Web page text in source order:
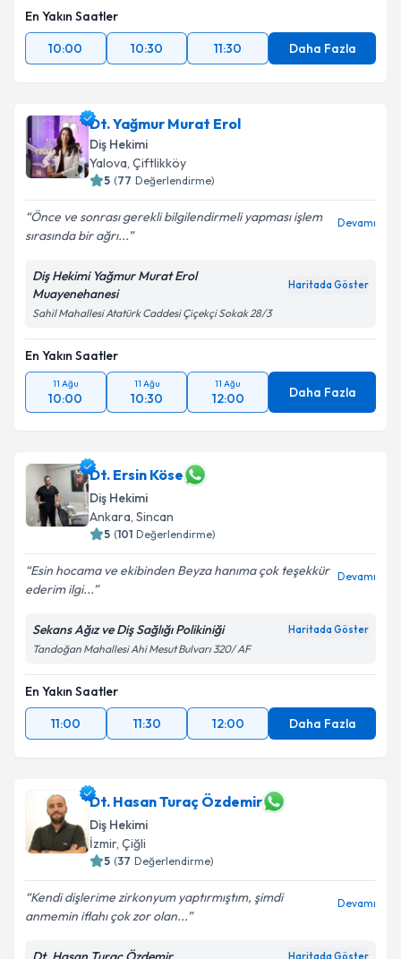
En Yakın Saatler
10:00
10:30 11:30 Daha Fazla
Dt. Yağmur Murat Erol
Diş Hekimi
Yalova, Çiftlikköy
5 (77 Değerlendirme)
Önce ve sonrası gerekli bilgilendirmeli yapması işlem
sırasında bir ağrı...
Devamı
Diş Hekimi Yağmur Murat Erol
Muayenehanesi
Haritada Göster
Sahil Mahallesi Atatürk Caddesi Çiçekçi Sokak 28/3
En Yakın Saatler
11 Ağu
10:00
11 Ağu
10:30
11 Ağu
12:00 Daha Fazla
Dt. Ersin Köse
Diş Hekimi
Ankara, Sincan
5 (101 Değerlendirme)
Esin hocama ve ekibinden Beyza hanıma çok teşekkür
ederim ilgi...
Devamı
Sekans Ağız ve Diş Sağlığı Polikiniği Haritada Göster
Tandoğan Mahallesi Ahi Mesut Bulvarı 320/ AF
En Yakın Saatler
11:00
11:30 12:00 Daha Fazla
Dt. Hasan Turaç Özdemir
Diş Hekimi
İzmir, Çiğli
5 (37 Değerlendirme)
Kendi dişlerime zirkonyum yaptırmıştım, şimdi
anmemin iflahı çok zor olan...
Devamı
Haritada Göster